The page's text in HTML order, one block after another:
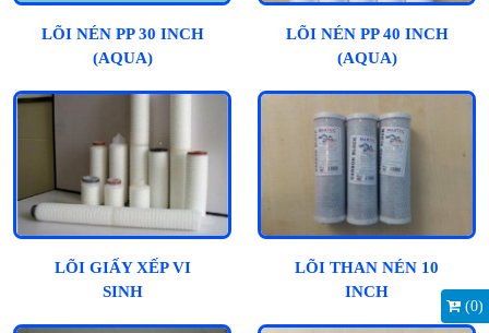
(0)
LÕI NÉN PP 30 INCH
(AQUA)
LÕI NÉN PP 40 INCH
(AQUA)
LÕI GIẤY XẾP VI
SINH
LÕI THAN NÉN 10
INCH